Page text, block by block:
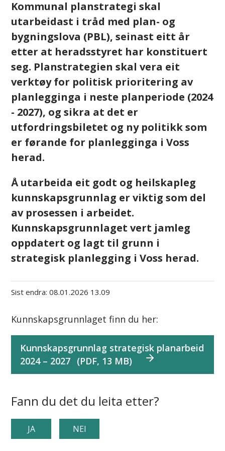
Kommunal planstrategi skal
utarbeidast i tråd med plan- og
bygningslova (PBL), seinast eitt år
etter at heradsstyret har konstituert
seg. Planstrategien skal vera eit
verktøy for politisk prioritering av
planlegginga i neste planperiode (2024
- 2027), og sikra at det er
utfordringsbiletet og ny politikk som
er førande for planlegginga i Voss
herad.
Å utarbeida eit godt og heilskapleg
kunnskapsgrunnlag er viktig som del
av prosessen i arbeidet.
Kunnskapsgrunnlaget vert jamleg
oppdatert og lagt til grunn i
strategisk planlegging i Voss herad.
Sist endra 08.01.2026 13.09
Kunnskapsgrunnlaget finn du her:
Kunnskapsgrunnlag strategisk planarbeid
2024 – 2027 (PDF, 13 MB)
Fann du det du leita etter?
JA NEI